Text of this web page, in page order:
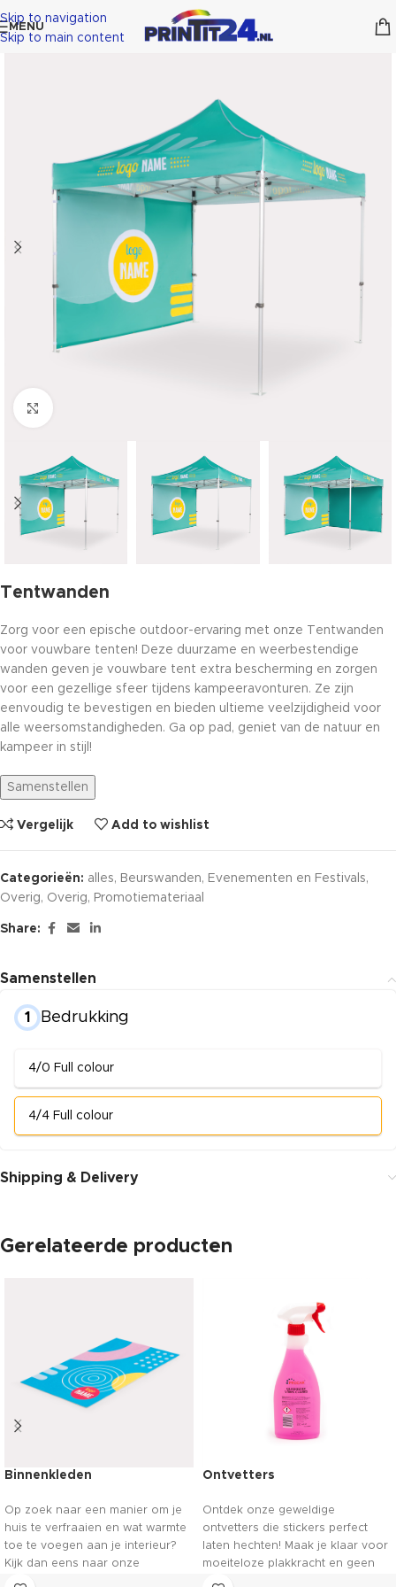
Skip to navigation
Skip to main content
MENU
Tentwanden
Zorg voor een epische outdoor-ervaring met onze Tentwanden
voor vouwbare tenten! Deze duurzame en weerbestendige
wanden geven je vouwbare tent extra bescherming en zorgen
voor een gezellige sfeer tijdens kampeeravonturen. Ze zijn
eenvoudig te bevestigen en bieden ultieme veelzijdigheid voor
alle weersomstandigheden. Ga op pad, geniet van de natuur en
kampeer in stijl!
Samenstellen
Vergelijk Add to wishlist
Categorieën: alles, Beurswanden, Evenementen en Festivals,
Overig, Overig, Promotiemateriaal
Share:
Samenstellen
1 Bedrukking
4/0 Full colour
4/4 Full colour
Shipping & Delivery
Gerelateerde producten
Binnenkleden
Op zoek naar een manier om je
huis te verfraaien en wat warmte
toe te voegen aan je interieur?
Kijk dan eens naar onze
prachtige vloerkleden. Met een
Ontvetters
Ontdek onze geweldige
ontvetters die stickers perfect
laten hechten! Maak je klaar voor
moeiteloze plakkracht en geen
gedoe meer met stickers die